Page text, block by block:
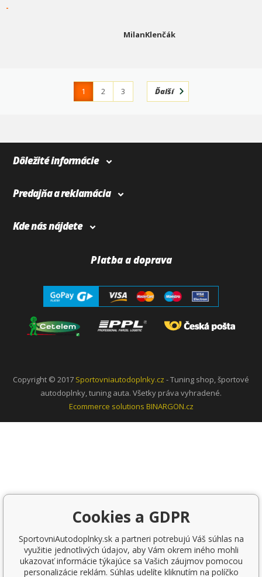
-
MilanKlenčák
1 2
3
Ďalší
Dôležité informácie
Predajňa a reklamácia
Kde nás nájdete
Platba a doprava
Copyright © 2017 Sportovniautodoplnky.cz - Tuning shop, športové
autodoplnky, tuning auta. Všetky práva vyhradené.
Ecommerce solutions BINARGON.cz
Cookies a GDPR
SportovniAutodoplnky.sk a partneri potrebujú Váš súhlas na
využitie jednotlivých údajov, aby Vám okrem iného mohli
ukazovať informácie týkajúce sa Vašich záujmov pomocou
personalizácie reklám. Súhlas udelíte kliknutím na políčko